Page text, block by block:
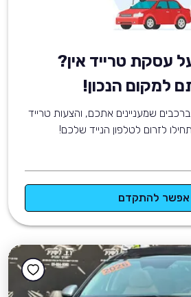
עסקת טרייד אין?
למקום הנכון!
שמעניינים אתכם, והצעות טרייד
לזרום לטלפון הנייד שלכם!
אפשר להתקדם